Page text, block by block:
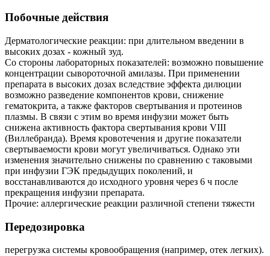
Побочные действия
Дерматологические реакции: при длительном введении в
высоких дозах - кожный зуд.
Со стороны лабораторных показателей: возможно повышение
концентрации сывороточной амилазы. При применении
препарата в высоких дозах вследствие эффекта дилюции
возможно разведение компонентов крови, снижение
гематокрита, а также факторов свертывания и протеинов
плазмы. В связи с этим во время инфузии может быть
снижена активность фактора свертывания крови VIII
(Виллебранда). Время кровотечения и другие показатели
свертываемости крови могут увеличиваться. Однако эти
изменения значительно снижены по сравнению с таковыми
при инфузии ГЭК предыдущих поколений, и
восстанавливаются до исходного уровня через 6 ч после
прекращения инфузии препарата.
Прочие: аллергические реакции различной степени тяжести
Передозировка
перегрузка системы кровообращения (например, отек легких).